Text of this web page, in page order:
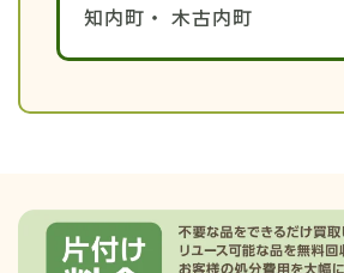
知内町・ 木古内町